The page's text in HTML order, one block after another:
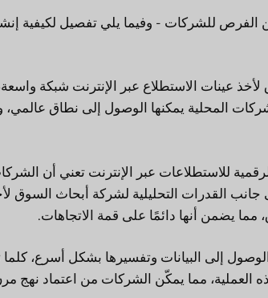
الفرص للشركات - وفيما يلي تفصيل لكيفية
عينات الاستطلاع عبر الإنترنت شبكة
المحلية يمكنها الوصول إلى نطاق
للاستطلاعات عبر الإنترنت تعني أن
القدرات التحليلية لشركة أبحاث السوق
يضمن أنها دائمًا على قمة الاتجاهات.
إلى البيانات وتفسيرها بشكل أسرع، كلما
مما يمكّن الشركات من اعتماد نهج مرن